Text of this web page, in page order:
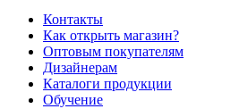
Контакты
Как открыть магазин?
Оптовым покупателям
Дизайнерам
Каталоги продукции
Обучение